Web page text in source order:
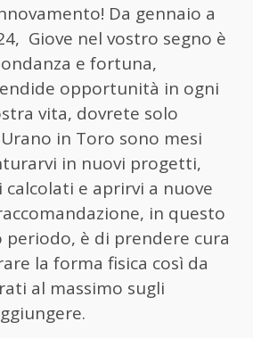
Da gennaio a
Giove nel vostro segno è
e fortuna,
opportunità in ogni
vita, dovrete solo
in Toro sono mesi
in nuovi progetti,
calcolati e aprirvi a nuove
in questo
periodo, è di prendere cura
la forma fisica così da
al massimo sugli